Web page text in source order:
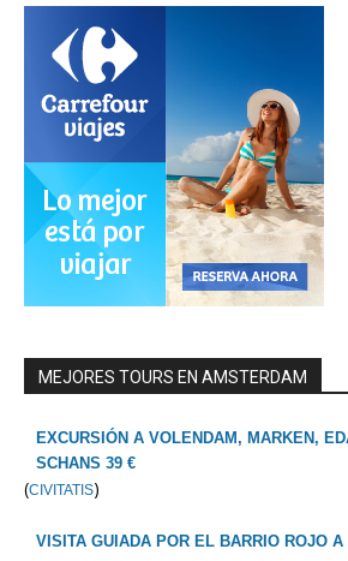
MEJORES TOURS EN AMSTERDAM
EXCURSIÓN A VOLENDAM, MARKEN,
SCHANS 39 €
(CIVITATIS)
VISITA GUIADA POR EL BARRIO ROJO A